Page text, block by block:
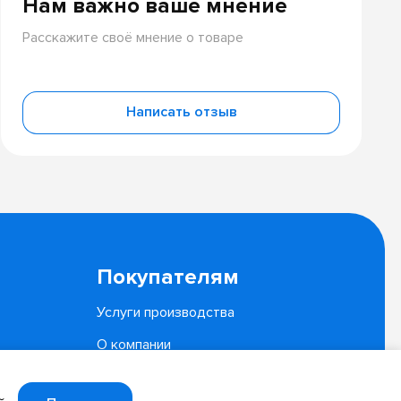
Нам важно ваше мнение
Расскажите своё мнение о товаре
Написать отзыв
Покупателям
Услуги производства
О компании